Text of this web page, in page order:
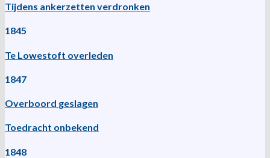
Tijdens ankerzetten verdronken
1845
Te Lowestoft overleden
1847
Overboord geslagen
Toedracht onbekend
1848